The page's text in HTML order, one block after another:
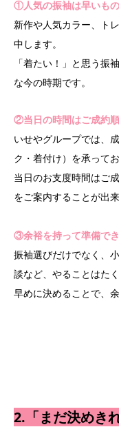
①人気の振袖は早いもの
新作や人気カラー、ト
中します。
「着たい！」と思う振
な今の時期です。
②当日の時間はご成約
いせやグループでは、
ク・着付け）を承ってお
当日のお支度時間はご
をご案内することが出来
③余裕を持って準備で
振袖選びだけでなく、
談など、やることはたく
早めに決めることで、
2.「まだ決めき